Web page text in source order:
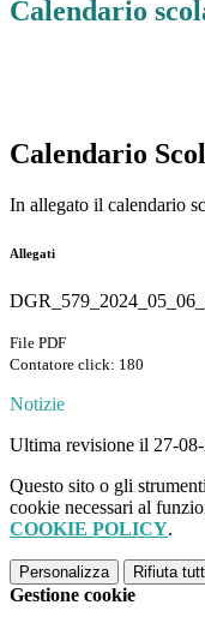
Calendario
Calendario
In allegato il calendario
Allegati
File PDF
Contatore click: 180
Notizie
Ultima revisione il 27-
Questo sito o gli
cookie necessari al
COOKIE POLICY.
Personalizza Rifiuta
Gestione cookie